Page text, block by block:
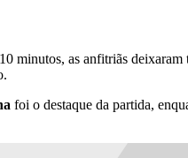
minutos, as anfitriãs
foi o destaque da partida,